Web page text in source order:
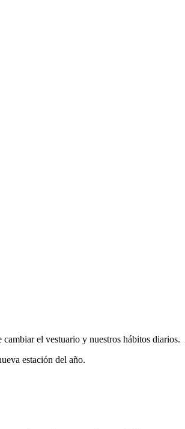
cambiar el vestuario y nuestros hábitos diarios.
estación del año.